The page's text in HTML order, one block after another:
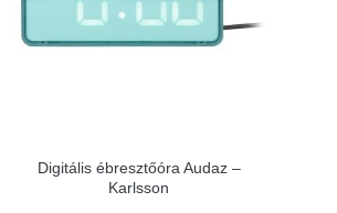
Digitális ébresztőóra Audaz –
Karlsson